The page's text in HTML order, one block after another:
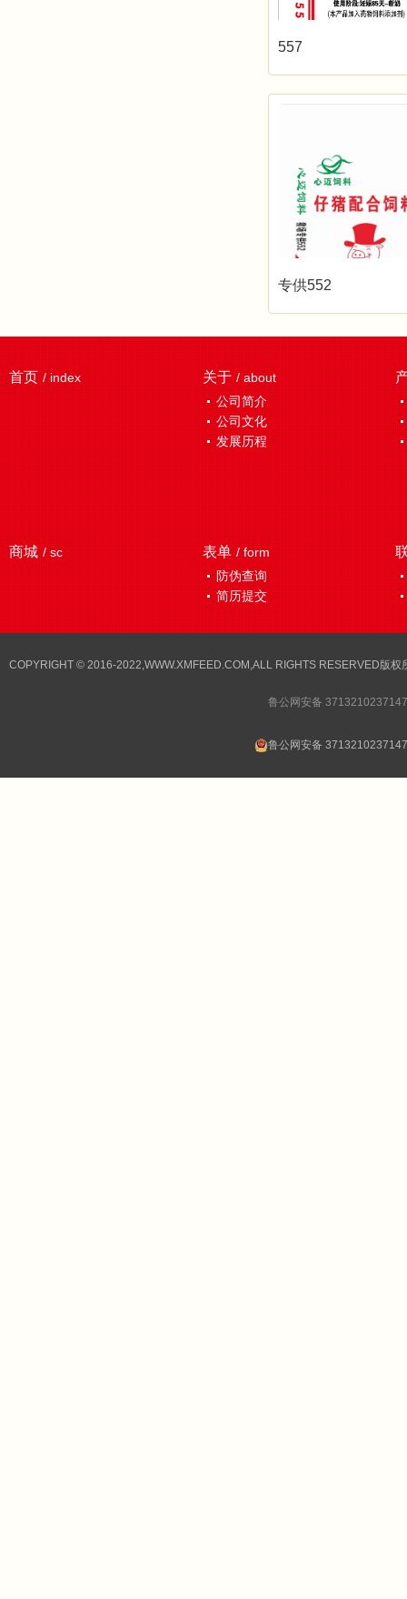
557
专供552
首页 / index 关于 / about
公司简介
公司文化
发展历程
商城 / sc 表单 / form
防伪查询
简历提交
COPYRIGHT © 2016-2022,WWW.XMFEED.COM,ALL RIGHTS RESERVED版
鲁公网安备
鲁公网安备